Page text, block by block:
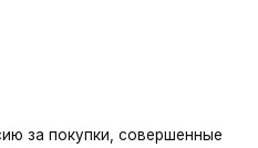
за покупки, совершенные